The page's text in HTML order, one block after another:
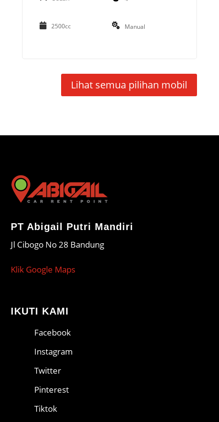
2500cc Manual
Lihat semua pilihan mobil
PT Abigail Putri Mandiri
Jl Cibogo No 28 Bandung
Klik Google Maps
IKUTI KAMI
Facebook
Instagram
Twitter
Pinterest
Tiktok